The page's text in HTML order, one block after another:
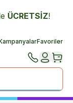
ÜCRETSİZ!
Favoriler